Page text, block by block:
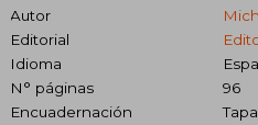
Autor
Editorial
Idioma
N° páginas
96
Encuadernación